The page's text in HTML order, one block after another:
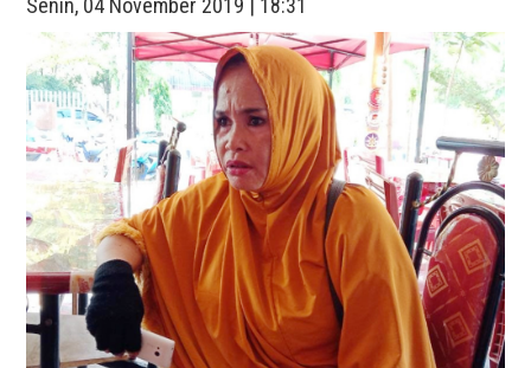
Senin, 04 November 2019 | 18:31